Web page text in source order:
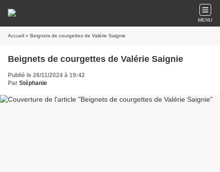
MENU
Accueil » Beignets de courgettes de Valérie Saignie
Beignets de courgettes de Valérie Saignie
Publié le 26/11/2024 à 19:42
Par Stéphanie